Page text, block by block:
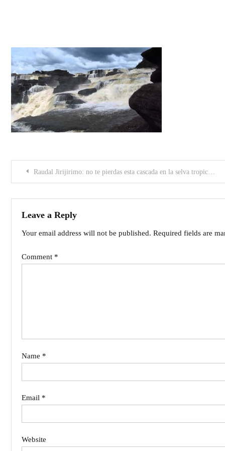
PostRaudal Jirijirimo: no te pierdas esta cascada en la selva tropical del Amazonas
Leave a Reply
Your email address will not be published. Required fields are
Comment *
Name *
Email *
Website